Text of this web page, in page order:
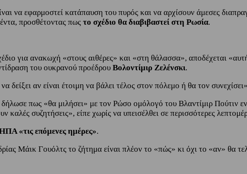
να εφαρμοστεί κατάπαυση του πυρός και να αρχίσουν άμεσες
προσθέτοντας πως το σχέδιο θα διαβιβαστεί στη Ρωσία.
για ανακωχή «στους αιθέρες» και «στη θάλασσα», αποδέχεται
του ουκρανού προέδρου Βολοντίμιρ Ζελένσκι.
δείξει αν είναι έτοιμη να βάλει τέλος στον πόλεμο ή θα τον
πως «θα μιλήσει» με τον Ρώσο ομόλογό του Βλαντίμιρ Πούτιν
συζητήσεις», είπε χωρίς να υπεισέλθει σε περισσότερες
«τις επόμενες ημέρες».
Μάικ Γουόλτς το ζήτημα είναι πλέον το «πώς» κι όχι το «αν» θα